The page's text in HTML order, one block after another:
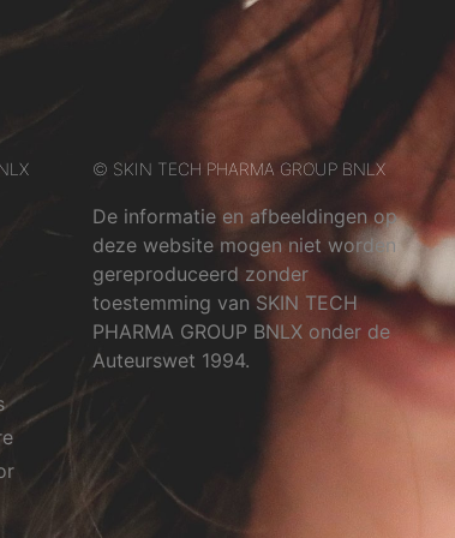
© SKIN TECH PHARMA GROUP BNLX
De informatie en afbeeldingen op
deze website mogen niet worden
gereproduceerd zonder
toestemming van SKIN TECH
PHARMA GROUP BNLX onder de
Auteurswet 1994.